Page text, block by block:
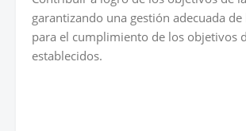
garantizando una gestión adecuada de
para el cumplimiento de los objetivos
establecidos.